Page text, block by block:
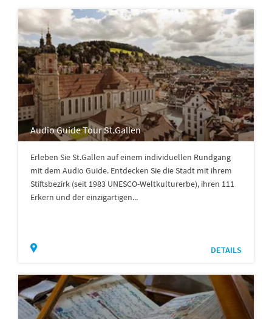
Audio Guide Tour St.Gallen
Erleben Sie St.Gallen auf einem individuellen Rundgang
mit dem Audio Guide. Entdecken Sie die Stadt mit ihrem
Stiftsbezirk (seit 1983 UNESCO-Weltkulturerbe), ihren 111
Erkern und der einzigartigen...
DETAILS